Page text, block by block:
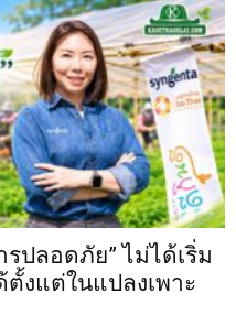
ปลอดภัย” ไม่ได้เริ่ม
งแต่ในแปลงเพาะ